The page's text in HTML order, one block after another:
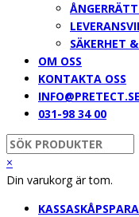
SÄKERHET
OM OSS
KONTAKTA OSS
INFO@PRETECT.SE
031-98 34 00
×
Din varukorg är tom.
KASSASKÅP